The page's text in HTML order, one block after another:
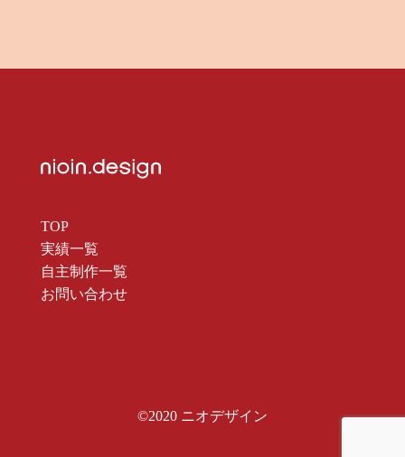
TOP
実績一覧
自主制作一覧
お問い合わせ
©2020 ニオデザイン